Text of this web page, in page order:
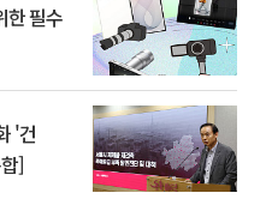
한 필수
'건
]